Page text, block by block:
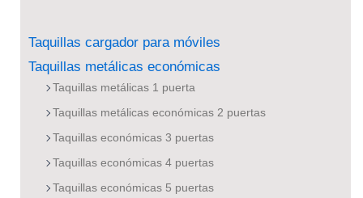
Taquillas cargador para móviles
Taquillas metálicas económicas
Taquillas metálicas 1 puerta
Taquillas metálicas económicas 2 puertas
Taquillas económicas 3 puertas
Taquillas económicas 4 puertas
Taquillas económicas 5 puertas